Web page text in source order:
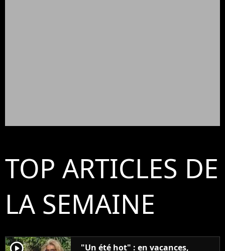
TOP ARTICLES DE
LA SEMAINE
"Un été hot" : en vacances,